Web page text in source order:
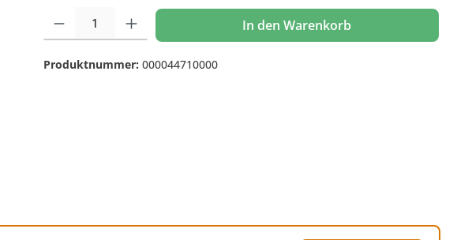
Produkt Anzahl: Gib den gewünschten Wert ein oder benutze die Schaltflächen um die
In den Warenkorb
Produktnummer: 000044710000